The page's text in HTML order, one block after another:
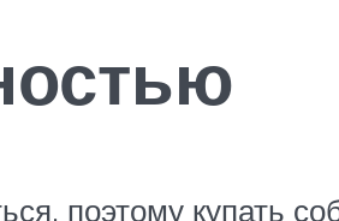
поэтому купать